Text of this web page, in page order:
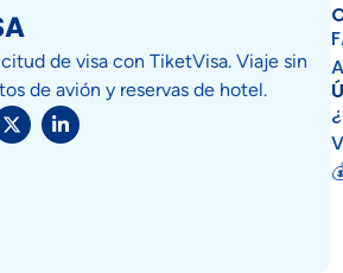
de visa con TiketVisa. Viaje sin
de avión y reservas de hotel.